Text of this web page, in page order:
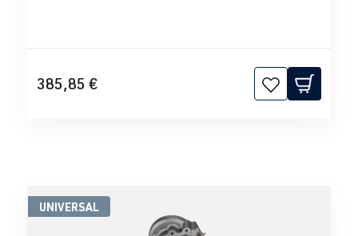
385,85 €
UNIVERSAL